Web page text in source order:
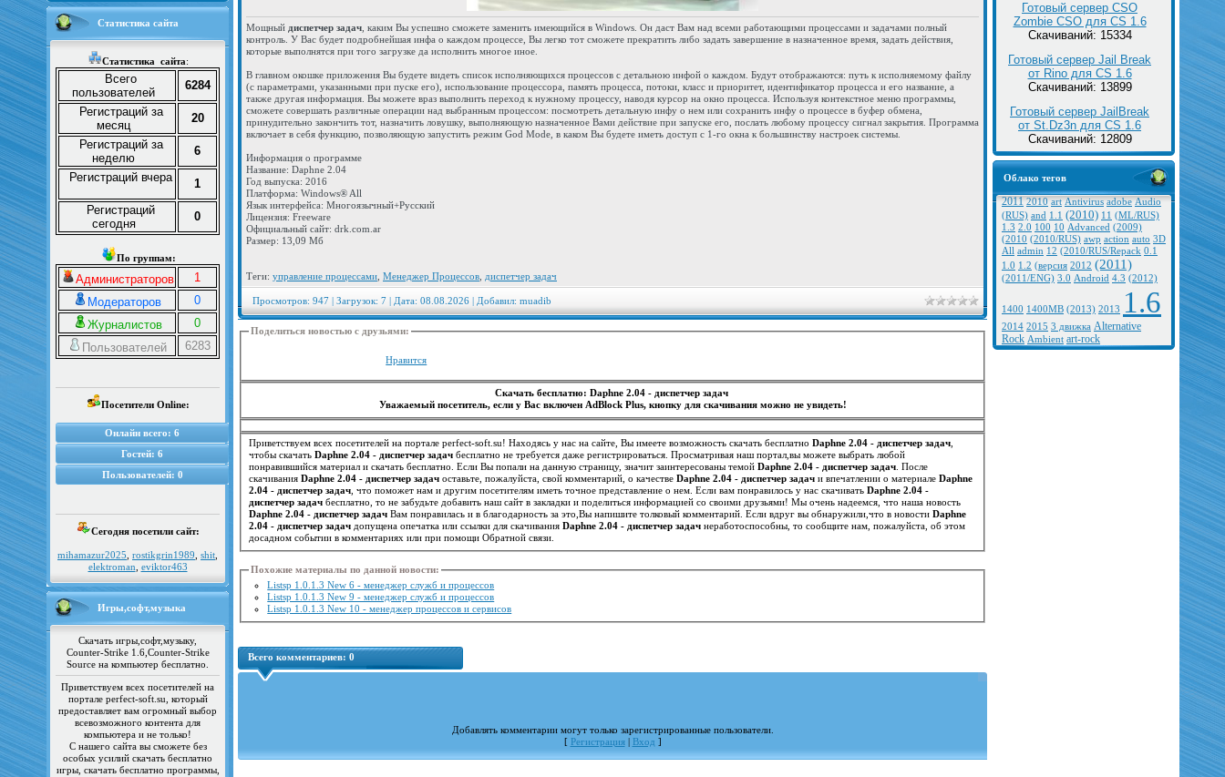
Статистика сайта
Статистика сайта:
Всего
пользователей
6284
Регистраций за
месяц
20
Регистраций за
неделю
6
Регистраций вчера
1
Регистраций
сегодня
0
По группам:
Администраторов
1
Модераторов
0
Журналистов
0
Пользователей
6283
Посетители Online:
Онлайн всего: 6
Гостей: 6
Пользователей: 0
Сегодня посетили сайт:
mihamazur2025 rostikgrin1989 shit
elektroman eviktor463
Игры,софт,музыка
Скачать игры,софт,музыку,
Counter-Strike 1.6,Counter-Strike
Source на компьютер бесплатно.
Приветствуем всех посетителей на
портале perfect-soft.su, который
предоставляет вам огромный выбор
всевозможного контента для
компьютера и не только!
С нашего сайта вы сможете без
особых усилий скачать бесплатно
игры, скачать бесплатно программы,
Готовый сервер CSO
Zombie CSO для CS 1.6
Скачиваний: 15334
Готовый сервер Jail Break
от Rino для CS 1.6
Скачиваний: 13899
Готовый сервер JailBreak
от St.Dz3n для CS 1.6
Скачиваний: 12809
Облако тегов
2011 2010 art Antivirus adobe Audio
(RUS) and 1.1 (2010) 11 (ML/RUS)
1.3 2.0 100 10 Advanced (2009)
(2010 (2010/RUS) awp action auto 3D
All admin 12 (2010/RUS/Repack 0.1
1.0 1.2 (версия 2012 (2011)
(2011/ENG) 3.0 Android 4.3 (2012)
1400 1400MB (2013) 2013 1.6
2014 2015 3 движка Alternative
Rock Ambient art-rock
Мощный диспетчер задач , каким Вы успешно сможете заменить имеющийся в Windows. Он даст Вам над всеми работающими процессами и задачами полный
контроль. У Вас будет подробнейшая инфа о каждом процессе, Вы легко тот сможете прекратить либо задать завершение в назначенное время, задать действия,
которые выполнятся при того загрузке да исполнить многое иное.
В главном окошке приложения Вы будете видеть список исполняющихся процессов с детальною инфой о каждом. Будут отображаются: путь к исполняемому файлу
(с параметрами, указанными при пуске его), использование процессора, память процесса, потоки, класс и приоритет, идентификатор процесса и его название, а
также другая информация. Вы можете враз выполнить переход к нужному процессу, наводя курсор на окно процесса. Используя контекстное меню программы,
сможете совершать различные операции над выбранным процессом: посмотреть детальную инфу о нем или сохранить инфу о процессе в буфер обмена,
принудительно закончить тот, назначить ловушку, выполняющую назначенное Вами действие при запуске его, послать любому процессу сигнал закрытия. Программа
включает в себя функцию, позволяющую запустить режим God Mode, в каком Вы будете иметь доступ c 1-го окна к большинству настроек системы.
Информация о программе
Название: Daphne 2.04
Год выпуска: 2016
Платформа: Windows® All
Язык интерфейса: Многоязычный+Русский
Лицензия: Freeware
Официальный сайт: drk.com.ar
Размер: 13,09 Мб
Теги: управление процессами Менеджер Процессов диспетчер задач
Просмотров: 947 | Загрузок: 7 | Дата: 08.08.2026 | Добавил: muadib
Поделиться новостью с друзьями:
Нравится
Скачать бесплатно: Daphne 2.04 - диспетчер задач
Уважаемый посетитель, если у Вас включен AdBlock Plus, кнопку для скачивания можно не увидеть!
Приветствуем всех посетителей на портале perfect-soft.su! Находясь у нас на сайте, Вы имеете возможность скачать бесплатноDaphne 2.04 - диспетчер задач
чтобы скачатьDaphne 2.04 - диспетчер задач бесплатно не требуется даже регистрироваться. Просматривая наш портал,вы можете выбрать любой
понравившийся материал и скачать бесплатно. Если Вы попали на данную страницу, значит заинтересованы темойDaphne 2.04 - диспетчер задач . После
скачиванияDaphne 2.04 - диспетчер задач оставьте, пожалуйста, свой комментарий, о качествеDaphne 2.04 - диспетчер задач и впечатлении о материалеDaphne
2.04 - диспетчер задач
, что поможет нам и другим посетителям иметь точное представление о нем. Если вам понравилось у нас скачиватьDaphne 2.04 -
диспетчер задач бесплатно, то не забудьте добавить наш сайт в закладки и поделиться информацией со своими друзьями! Мы очень надеемся, что наша новость
Daphne 2.04 - диспетчер задач Вам понравилась и в благодарность за это,Вы напишите толковый комментарий. Если вдруг вы обнаружили,что в новостиDaphne
2.04 - диспетчер задач допущена опечатка или ссылки для скачиванияDaphne 2.04 - диспетчер задач неработоспособны, то сообщите нам, пожалуйста, об этом
досадном событии в комментариях или при помощи Обратной связи.
Похожие материалы по данной новости:
Listsp 1.0.1.3 New 6 - менеджер служб и процессов
Listsp 1.0.1.3 New 9 - менеджер служб и процессов
Listsp 1.0.1.3 New 10 - менеджер процессов и сервисов
Всего комментариев: 0
Добавлять комментарии могут только зарегистрированные пользователи.
[ Регистрация| Вход ]